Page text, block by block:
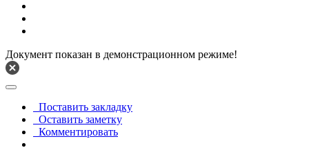
Документ показан в демонстрационном режиме!
Поставить закладку
Оставить заметку
Комментировать